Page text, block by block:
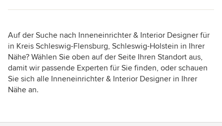
Auf der Suche nach Inneneinrichter & Interior Designer für
in Kreis Schleswig-Flensburg, Schleswig-Holstein in Ihrer
Nähe? Wählen Sie oben auf der Seite Ihren Standort aus,
damit wir passende Experten für Sie finden, oder schauen
Sie sich alle Inneneinrichter & Interior Designer in Ihrer
Nähe an.